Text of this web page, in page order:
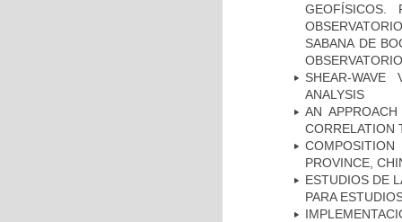
GEOFÍSICOS.
SABANA DE
SHEAR-WAVE
ANALYSIS
AN
CORRELATION
PROVINCE,
ESTUDIOS DE
PARA